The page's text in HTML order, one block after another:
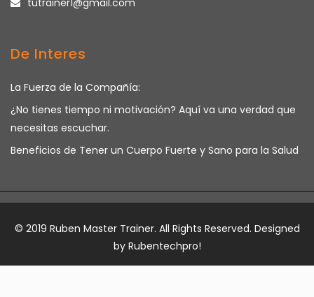
tutrainer1@gmail.com
De Interes
La Fuerza de la Compañía:
¿No tienes tiempo ni motivación? Aquí va una verdad que
necesitas escuchar.
Beneficios de Tener un Cuerpo Fuerte y Sano para la Salud
© 2019 Ruben Master Trainer. All Rights Reserved. Designed
by Rubentechpro!